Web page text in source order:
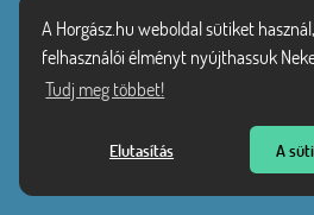
A Horgász.hu weboldal sütiket
felhasználói élményt nyújthassuk
Tudj meg többet!
Elutasítás A